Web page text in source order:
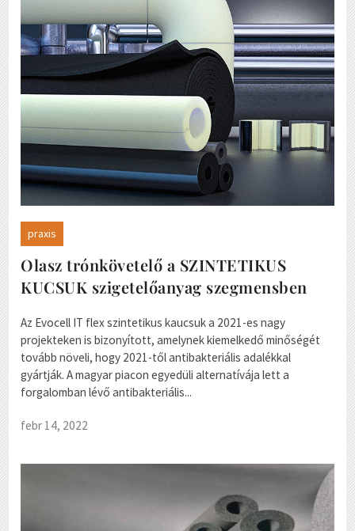
praxis
Olasz trónkövetelő a SZINTETIKUS
KUCSUK szigetelőanyag szegmensben
Az Evocell IT flex szintetikus kaucsuk a 2021-es nagy
projekteken is bizonyított, amelynek kiemelkedő minőségét
tovább növeli, hogy 2021-től antibakteriális adalékkal
gyártják. A magyar piacon egyedüli alternatívája lett a
forgalomban lévő antibakteriális...
febr 14, 2022